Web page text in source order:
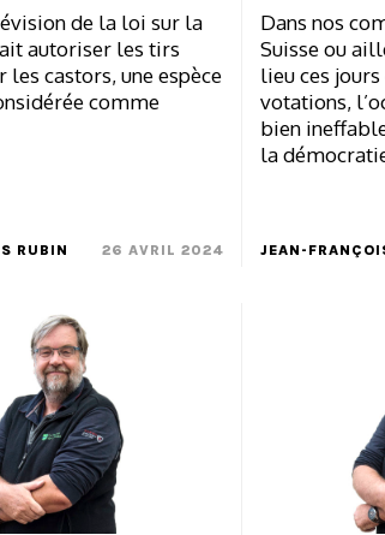
de la loi sur la
autoriser les tirs
les castors, une espèce
comme
RUBIN 26 AVRIL 2024
Dans nos
Suisse ou
lieu ces
votations,
bien
la
JEAN-